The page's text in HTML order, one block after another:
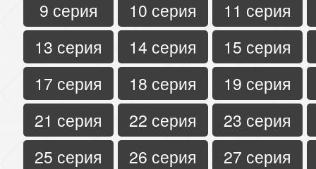
9 серия
10 серия
11 серия
13 серия
14 серия
15 серия
17 серия
18 серия
19 серия
21 серия
22 серия
23 серия
25 серия
26 серия
27 серия